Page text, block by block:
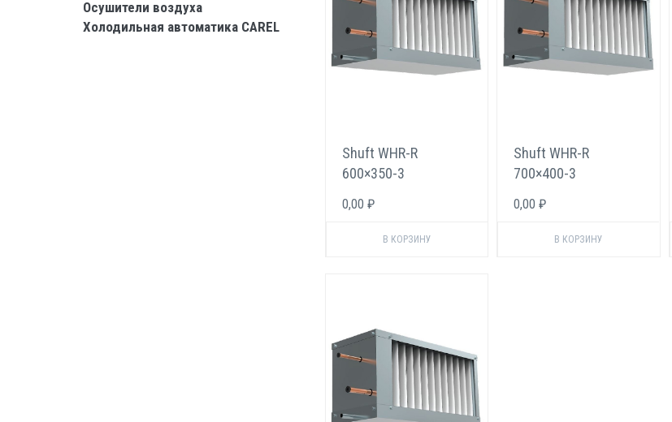
Осушители воздуха
Холодильная автоматика CAREL
Shuft WHR-R
600×350-3
охладитель для
прямоугольных
0,00 ₽
Shuft WHR-R
700×400-3
охладитель для
прямоугольных
0,00 ₽